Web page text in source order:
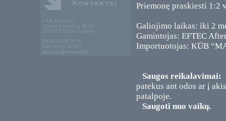
UAB 'MAKVIS',
Dariaus ir Girėno g. 40-101,
LT-02189 Vilnius, Lietuva
Tel. (8-5) 239 59 16,
Faks. (8-5) 239 59 17
Priemonę praskiesti
Galiojimo laikas: iki 2
Gamintojas: EFTEC
Importuotojas: KŪB
Saugos reikalavimai:
patekus ant odos ar į
patalpoje.
Saugoti nuo vaikų.